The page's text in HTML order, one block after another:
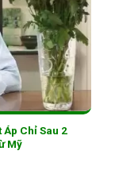
Áp Chỉ Sau 2
Mỹ